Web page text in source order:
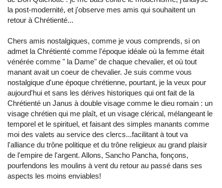
la post-modernité, et j'observe mes amis qui souhaitent un
retour à Chrétienté...
Chers amis nostalgiques, comme je vous comprends, si on
admet la Chrétienté comme l'époque idéale où la femme était
vénérée comme " la Dame" de chaque chevalier, et où tout
manant avait un coeur de chevalier. Je suis comme vous
nostalgique d'une époque chrétienne, pourtant, je la veux pour
aujourd'hui et sans les dérives historiques qui ont fait de la
Chrétienté un Janus à double visage comme le dieu romain : un
visage chrétien qui me plaît, et un visage clérical, mélangeant le
temporel et le spirituel, et faisant des simples manants comme
moi des valets au service des clercs...facilitant à tout va
l'alliance du trône politique et du trône religieux au grand plaisir
de l'empire de l'argent. Allons, Sancho Pancha, fonçons,
pourfendons les moulins à vent du retour au passé dans ses
aspects les moins enviables!